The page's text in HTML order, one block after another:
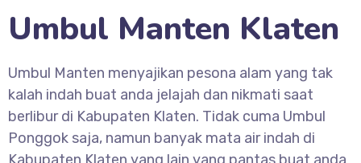
Umbul Manten Klaten
Umbul Manten menyajikan pesona alam yang tak
kalah indah buat anda jelajah dan nikmati saat
berlibur di Kabupaten Klaten. Tidak cuma Umbul
Ponggok saja, namun banyak mata air indah di